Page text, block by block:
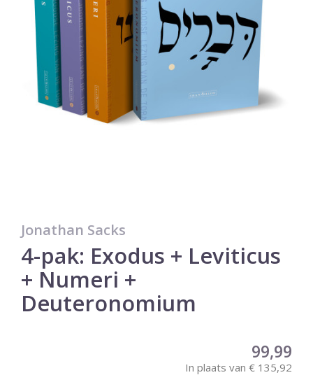
Jonathan Sacks
4-pak: Exodus + Leviticus
+ Numeri +
Deuteronomium
99,99
In plaats van € 135,92